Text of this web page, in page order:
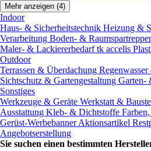
Mehr anzeigen (4)
Indoor
Haus- & Sicherheitstechnik Heizung &
Verarbeitung Boden- &
Maler- & Lackiererbedarftk accelis
Outdoor
Terrassen & Überdachung
Sichtschutz & Gartengestaltung Garten-
Sonstiges
Werkzeuge & Geräte Werkstatt &
Ausstattung Kleb- & Dichtstoffe
Gerüst-WerbebannerAktionsartikel
Angebotserstellung
Sie suchen einen bestimmten